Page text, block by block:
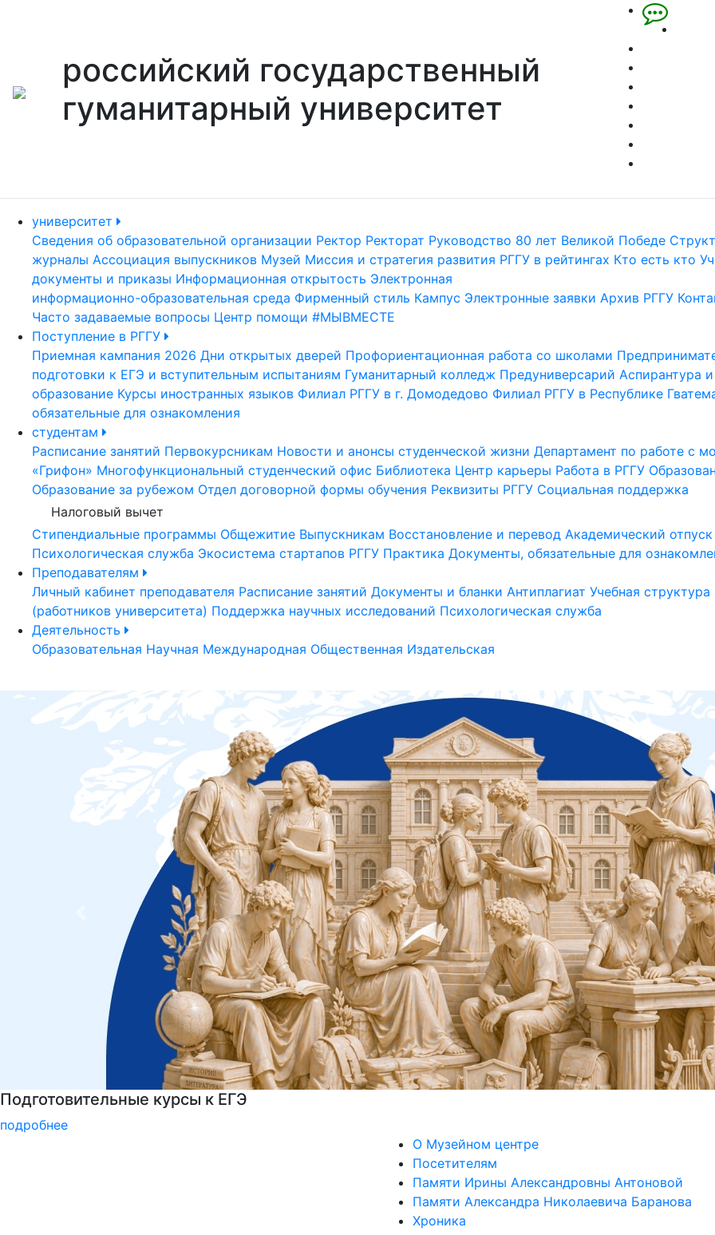
российский государственный
гуманитарный университет
университет
Сведения об образовательной организации Ректор Ректорат Руководство 80 лет Великой Победе
журналы Ассоциация выпускников Музей Миссия и стратегия развития РГГУ в рейтингах Кто есть кто
документы и приказы Информационная открытость Электронная
информационно-образовательная среда Фирменный стиль Кампус Электронные заявки Архив РГГУ
Часто задаваемые вопросы Центр помощи #МЫВМЕСТЕ
Поступление в РГГУ
Приемная кампания 2026 Дни открытых дверей Профориентационная работа со школами
подготовки к ЕГЭ и вступительным испытаниям Гуманитарный колледж Предуниверсарий Аспирантура
образование Курсы иностранных языков Филиал РГГУ в г. Домодедово Филиал РГГУ в Республике
обязательные для ознакомления
студентам
Расписание занятий Первокурсникам Новости и анонсы студенческой жизни Департамент по работе с
«Грифон» Многофункциональный студенческий офис Библиотека Центр карьеры Работа в РГГУ
Образование за рубежом Отдел договорной формы обучения Реквизиты РГГУ Социальная поддержка
Налоговый вычет
Стипендиальные программы Общежитие Выпускникам Восстановление и перевод Академический отпуск
Психологическая служба Экосистема стартапов РГГУ Практика Документы, обязательные для
Преподавателям
Личный кабинет преподавателя Расписание занятий Документы и бланки Антиплагиат Учебная структура
(работников университета) Поддержка научных исследований Психологическая служба
Деятельность
Образовательная Научная Международная Общественная Издательская
Детали программы
подробнее
О Музейном центре
Посетителям
Памяти Ирины Александровны Антоновой
Памяти Александра Николаевича Баранова
Хроника